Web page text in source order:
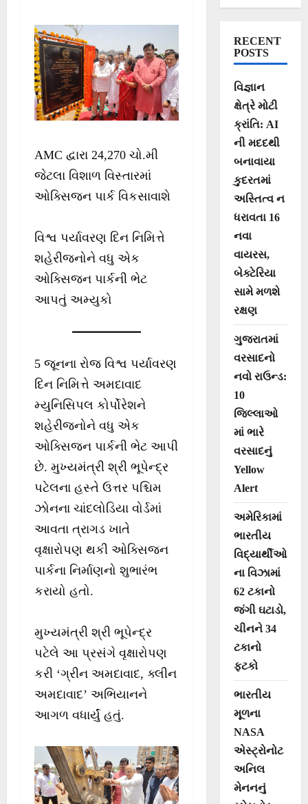
નિર્માણનો શુભારંભ
AMC દ્વારા 24,270 ચો.મી
જેટલા વિશાળ વિસ્તારમાં
ઓક્સિજન પાર્ક વિકસાવાશે
વિશ્વ પર્યાવરણ દિન નિમિત્તે
શહેરીજનોને વધુ એક
ઓક્સિજન પાર્કની ભેટ
આપતું અમ્યુકો
5 જૂનના રોજ વિશ્વ પર્યાવરણ
દિન નિમિત્તે અમદાવાદ
મ્યુનિસિપલ કોર્પોરેશને
શહેરીજનોને વધુ એક
ઓક્સિજન પાર્કની ભેટ આપી
છે. મુખ્યમંત્રી શ્રી ભૂપેન્દ્ર
પટેલના હસ્તે ઉત્તર પશ્ચિમ
ઝોનના ચાંદલોડિયા વોર્ડમાં
આવતા ત્રાગડ ખાતે
વૃક્ષારોપણ થકી ઓક્સિજન
પાર્કના નિર્માણનો શુભારંભ
કરાયો હતો.
મુખ્યમંત્રી શ્રી ભૂપેન્દ્ર
પટેલે આ પ્રસંગે વૃક્ષારોપણ
કરી ‘ગ્રીન અમદાવાદ, ક્લીન
અમદાવાદ’ અભિયાનને
આગળ વધાર્યું હતું.
RECENT
POSTS
વિજ્ઞાન
ક્ષેત્રે મોટી
ક્રાંતિ: AI
ની મદદથી
બનાવાયા
કુદરતમાં
અસ્તિત્વ ન
ધરાવતા 16
નવા
વાયરસ,
બેક્ટેરિયા
સામે મળશે
રક્ષણ
ગુજરાતમાં
વરસાદનો
નવો રાઉન્ડ:
10
જિલ્લાઓ
માં ભારે
વરસાદનું
Yellow
Alert
અમેરિકામાં
ભારતીય
વિદ્યાર્થીઓ
ના વિઝામાં
62 ટકાનો
જંગી ઘટાડો,
ચીનને 34
ટકાનો
ફટકો
ભારતીય
મૂળના
NASA
એસ્ટ્રોનોટ
અનિલ
મેનનનું